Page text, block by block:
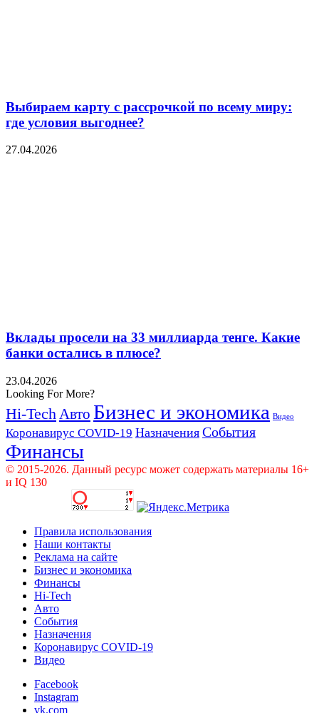
Выбираем карту с рассрочкой по всему миру:
где условия выгоднее?
27.04.2026
Вклады просели на 33 миллиарда тенге. Какие
банки остались в плюсе?
23.04.2026
Looking For More?
Hi-Tech Авто Бизнес и экономика Видео
Коронавирус COVID-19 Назначения События
Финансы
© 2015-2026. Данный ресурс может содержать материалы 16+
и IQ 130
Правила использования
Наши контакты
Реклама на сайте
Бизнес и экономика
Финансы
Hi-Tech
Авто
События
Назначения
Коронавирус COVID-19
Видео
Facebook
Instagram
vk.com